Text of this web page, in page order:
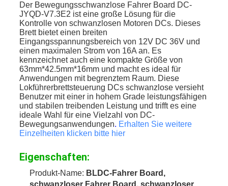
Der Bewegungsschwanzlose Fahrer Board DC-
JYQD-V7.3E2 ist eine große Lösung für die
Kontrolle von schwanzlosen Motoren DCs. Dieses
Brett bietet einen breiten
Eingangsspannungsbereich von 12V DC 36V und
einen maximalen Strom von 16A an. Es
kennzeichnet auch eine kompakte Größe von
63mm*42.5mm*16mm und macht es ideal für
Anwendungen mit begrenztem Raum. Diese
Lokführerbrettsteuerung DCs schwanzlose versieht
Benutzer mit einer in hohem Grade leistungsfähigen
und stabilen treibenden Leistung und trifft es eine
ideale Wahl für eine Vielzahl von DC-
Bewegungsanwendungen. Erhalten Sie weitere
Einzelheiten klicken bitte hier
Eigenschaften:
Produkt-Name: BLDC-Fahrer Board,